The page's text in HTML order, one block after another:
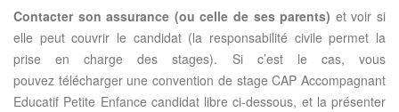
Contacter son assurance (ou celle de ses parents) et voir si
elle peut couvrir le candidat (la responsabilité civile permet la
prise en charge des stages). Si c’est le cas, vous
pouvez télécharger une convention de stage CAP Accompagnant
Educatif Petite Enfance candidat libre ci-dessous, et la présenter